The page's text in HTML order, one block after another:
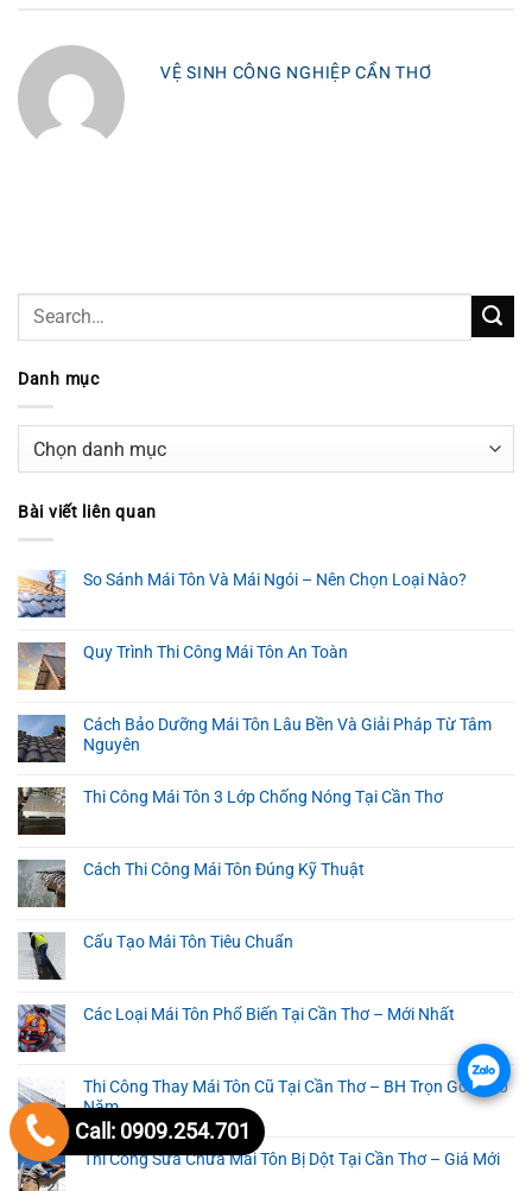
VỆ SINH CÔNG NGHIỆP CẦN THƠ
Danh mục
mục
Bài viết liên quan
So Sánh Mái Tôn Và Mái Ngói – Nên Chọn Loại Nào?
Quy Trình Thi Công Mái Tôn An Toàn
Cách Bảo Dưỡng Mái Tôn Lâu Bền Và Giải Pháp Từ Tâm
Nguyên
Thi Công Mái Tôn 3 Lớp Chống Nóng Tại Cần Thơ
Cách Thi Công Mái Tôn Đúng Kỹ Thuật
Cấu Tạo Mái Tôn Tiêu Chuẩn
Các Loại Mái Tôn Phổ Biến Tại Cần Thơ – Mới Nhất
Thi Công Thay Mái Tôn Cũ Tại Cần Thơ – BH Trọn Gói 5-10
Năm
Thi Công Sửa Chữa Mái Tôn Bị Dột Tại Cần Thơ – Giá Mới
.
Call: 0909.254.701